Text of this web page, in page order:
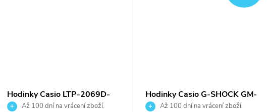
Hodinky Casio LTP-2069D-
4AVEGAž 100 dní na vrácení zboží.
Hodinky Casio G-SHOCK GM-
S2110-4AER
Až 100 dní na vrácení zboží.